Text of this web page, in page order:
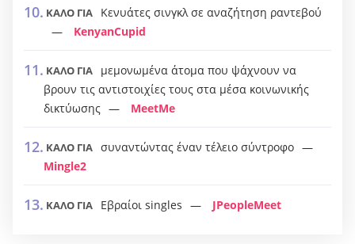
ΚΑΛΟ ΓΙΑ
Κενυάτες σινγκλ σε αναζήτηση ραντεβού
KenyanCupid
ΚΑΛΟ ΓΙΑ
μεμονωμένα άτομα που ψάχνουν να
βρουν τις αντιστοιχίες τους στα μέσα κοινωνικής
δικτύωσης
MeetMe
ΚΑΛΟ ΓΙΑ συναντώντας έναν τέλειο σύντροφο
Mingle2
ΚΑΛΟ ΓΙΑ Εβραίοι singles JPeopleMeet